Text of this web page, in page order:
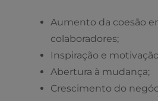
Aumento da coesão
colaboradores;
Inspiração e
Abertura à mudança;
Crescimento do